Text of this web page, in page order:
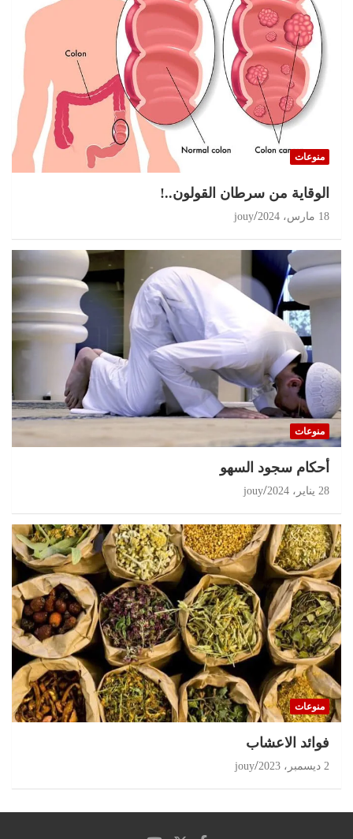
منوعات
الوقاية من سرطان القولون..!
18 مارس، 2024 jouy
منوعات
أحكام سجود السهو
28 يناير، 2024 jouy
منوعات
‏فوائد الاعشاب
2 ديسمبر، 2023 jouy